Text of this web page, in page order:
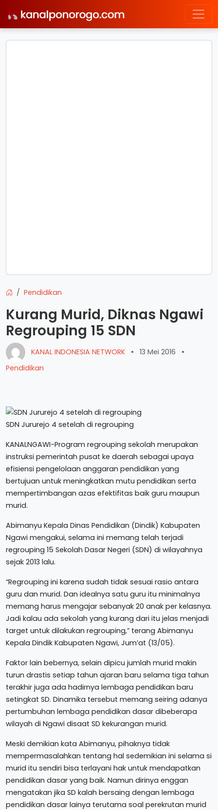
Pendidikan
Kurang Murid, Diknas Ngawi
Regrouping 15 SDN
KANAL INDONESIA NETWORK • 13 Mei 2016
•
Pendidikan
SDN Jururejo 4 setelah di regrouping
KANALNGAWI-Program regrouping sekolah merupakan
instruksi pemerintah pusat ke daerah sebagai upaya
efisiensi pengelolaan anggaran pendidikan yang
bertujuan untuk meningkatkan mutu pendidikan serta
mempertimbangan azas efektifitas baik guru maupun
murid.
Abimanyu Kepala Dinas Pendidikan (Dindik) Kabupaten
Ngawi mengakui, selama ini memang telah terjadi
regrouping 15 Sekolah Dasar Negeri (SDN) di wilayahnya
sejak 2013 lalu.
“Regrouping ini karena sudah tidak sesuai rasio antara
guru dan murid. Dan idealnya satu guru itu minimalnya
memang harus mengajar sebanyak 20 anak per kelasnya.
Jadi kalau ada sekolah yang kurang dari itu jelas menjadi
target untuk dilakukan regrouping,” terang Abimanyu
Kepala Dindik Kabupaten Ngawi, Jum’at (13/05).
Faktor lain bebernya, selain dipicu jumlah murid makin
turun drastis setiap tahun ajaran baru selama tiga tahun
terakhir juga ada hadirnya lembaga pendidikan baru
setingkat SD. Dinamika tersebut memang seiring adanya
pertumbuhan lembaga pendidikan dasar dibeberapa
wilayah di Ngawi disaat SD kekurangan murid.
Meski demikian kata Abimanyu, pihaknya tidak
mempermasalahkan tentang hal sedemikian ini selama si
murid itu sendiri bisa terlayani hak untuk mendapatkan
pendidikan dasar yang baik. Namun dirinya enggan
mengatakan jika SD kalah bersaing dengan lembaga
pendidikan dasar lainya terutama soal perekrutan murid